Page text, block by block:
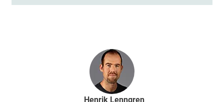
Henrik Lenngren